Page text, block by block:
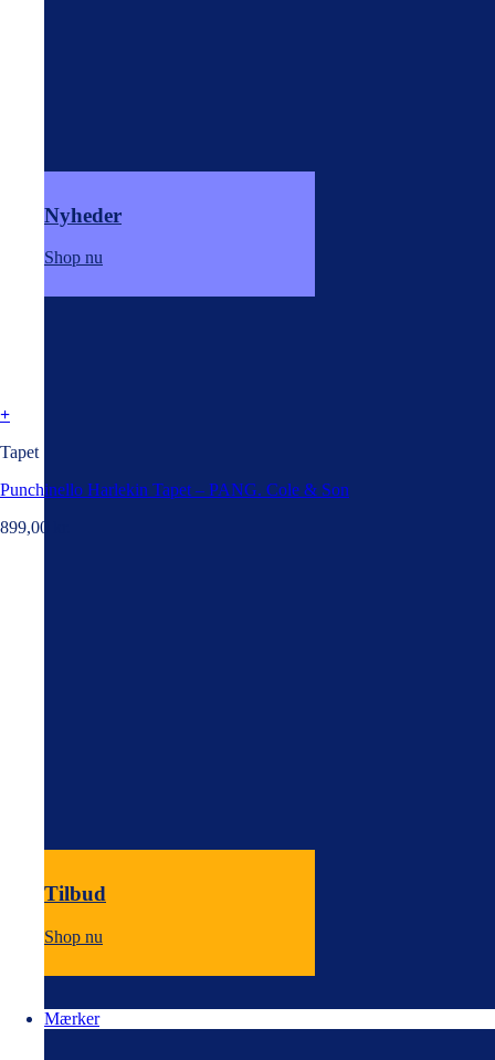
Nyheder
Shop nu
Tilbud
Shop nu
Mærker
+
Tapet
Punchinello Harlekin Tapet – PANG. Cole & Son
899,00